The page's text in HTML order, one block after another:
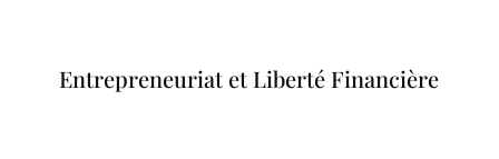
Entrepreneuriat et Liberté Financière